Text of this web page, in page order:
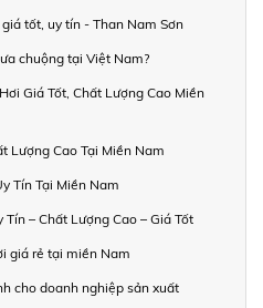
tốt, uy tín - Than Nam Sơn
chuộng tại Việt Nam?
Giá Tốt, Chất Lượng Cao Miền
Lượng Cao Tại Miền Nam
Tín Tại Miền Nam
– Chất Lượng Cao – Giá Tốt
giá rẻ tại miền Nam
cho doanh nghiệp sản xuất